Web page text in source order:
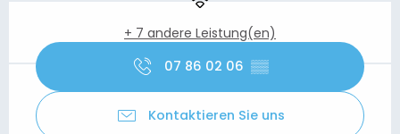
+ 7 andere Leistung(en)
07 86 02 06 ▒▒
Kontaktieren Sie uns